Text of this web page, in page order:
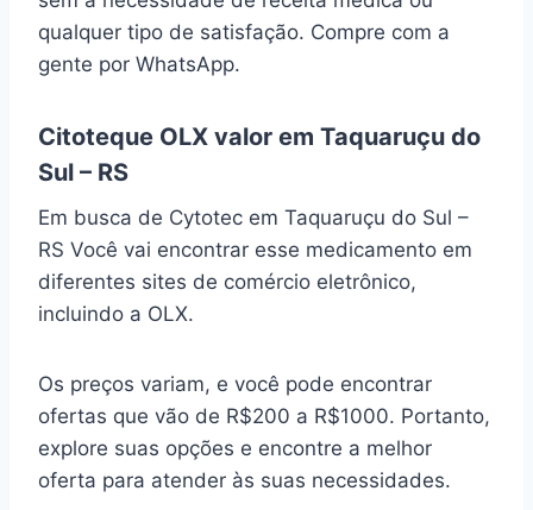
qualquer tipo de satisfação. Compre com a
gente por WhatsApp.
Citoteque OLX valor em Taquaruçu do
Sul – RS
Em busca de Cytotec em Taquaruçu do Sul –
RS Você vai encontrar esse medicamento em
diferentes sites de comércio eletrônico,
incluindo a OLX.
Os preços variam, e você pode encontrar
ofertas que vão de R$200 a R$1000. Portanto,
explore suas opções e encontre a melhor
oferta para atender às suas necessidades.